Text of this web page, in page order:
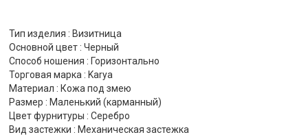
Тип изделия : Визитница
Основной цвет : Черный
Способ ношения : Горизонтально
Торговая марка : Karya
Материал : Кожа под змею
Размер : Маленький (карманный)
Цвет фурнитуры : Серебро
Вид застежки : Механическая застежка